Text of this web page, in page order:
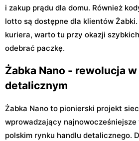
i zakup prądu dla domu. Również
lotto są dostępne dla klientów
kuriera, warto tu przy okazji
odebrać paczkę.
Żabka Nano - rewolucja
detalicznym
Żabka Nano to pionierski projekt
wprowadzający najnowocześniejsze
polskim rynku handlu detalicznego.